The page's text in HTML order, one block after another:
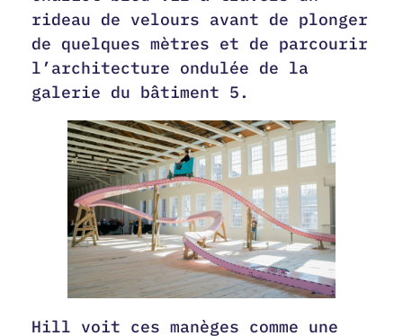
rideau de velours avant de plonger
de quelques mètres et de parcourir
l’architecture ondulée de la
galerie du bâtiment 5.
Hill voit ces manèges comme une